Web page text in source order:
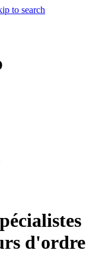
to search
d'ordre